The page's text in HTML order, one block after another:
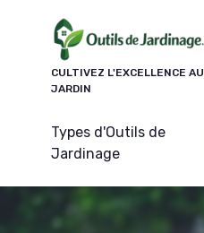
CULTIVEZ L'EXCELLENCE AU
JARDIN
Types d'Outils de
Jardinage